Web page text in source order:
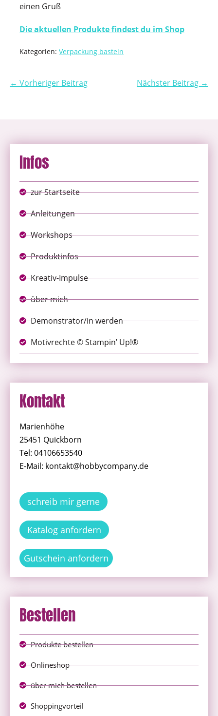
einen Gruß
Die aktuellen Produkte findest du im Shop
Kategorien: Verpackung basteln
← Vorheriger Beitrag Nächster Beitrag →
Infos
zur Startseite
Anleitungen
Workshops
Produktinfos
Kreativ-Impulse
über mich
Demonstrator/in werden
Motivrechte © Stampin’ Up!®
Kontakt
Marienhöhe
25451 Quickborn
Tel: 04106653540
E-Mail: kontakt@hobbycompany.de
schreib mir gerne
Katalog anfordern
Gutschein anfordern
Bestellen
Produkte bestellen
Onlineshop
über mich bestellen
Shoppingvorteil